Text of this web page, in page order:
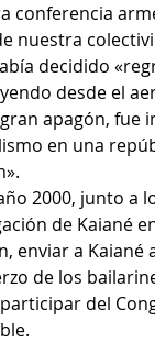
conferencia
nuestra
decidido
desde el
apagón, fue
en una
2000, junto a
de Kaiané
enviar a Kaiané
de los
del